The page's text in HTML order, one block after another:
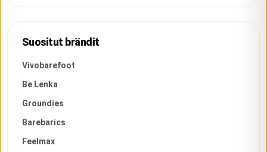
Suositut brändit
Vivobarefoot
Be Lenka
Groundies
Barebarics
Feelmax